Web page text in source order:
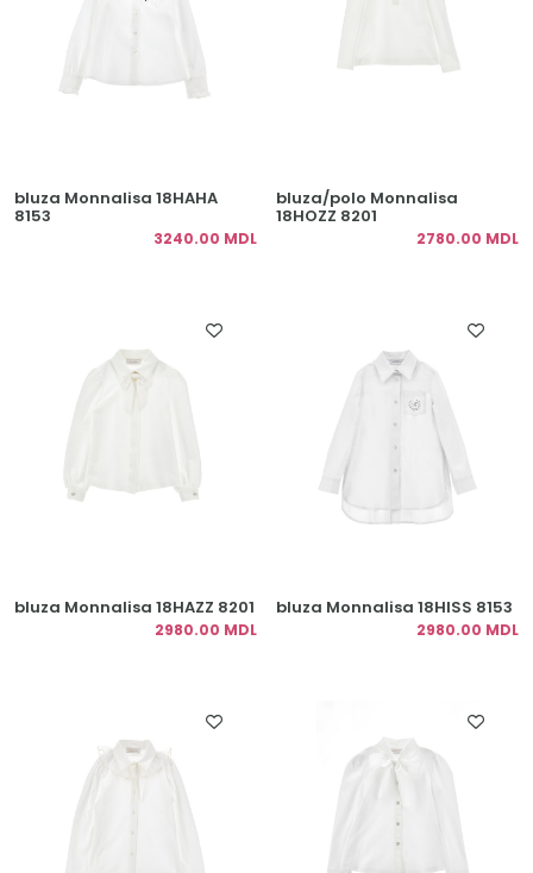
bluza Monnalisa 18HAHA
8153
3240.00 MDL
bluza/polo Monnalisa
18HOZZ 8201
2780.00 MDL
bluza Monnalisa 18HAZZ 8201
2980.00 MDL
bluza Monnalisa 18HISS 8153
2980.00 MDL